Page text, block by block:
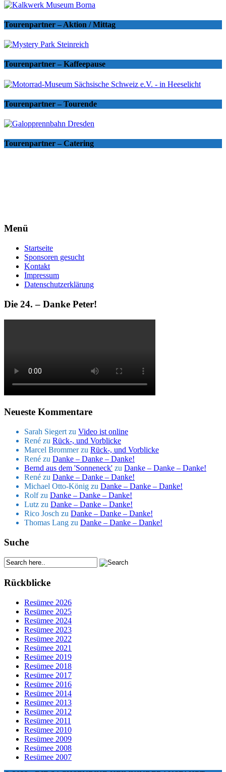
Tourenpartner – Aktion / Mittag
Tourenpartner – Kaffeepause
Tourenpartner – Tourende
Tourenpartner – Catering
Menü
Startseite
Sponsoren gesucht
Kontakt
Impressum
Datenschutzerklärung
Die 24. – Danke Peter!
Neueste Kommentare
Sarah Siegert zu Video ist online
René zu Rück-, und Vorblicke
Marcel Brommerzu Rück-, und Vorblicke
René zu Danke – Danke – Danke!
Bernd aus dem 'Sonneneck' zu Danke – Danke – Danke!
René zu Danke – Danke – Danke!
Michael Otto-König zu Danke – Danke – Danke!
Rolfzu Danke – Danke – Danke!
Lutz zu Danke – Danke – Danke!
Rico Josch zu Danke – Danke – Danke!
Thomas Lang zu Danke – Danke – Danke!
Suche
Rückblicke
Resümee 2026
Resümee 2025
Resümee 2024
Resümee 2023
Resümee 2022
Resümee 2021
Resümee 2019
Resümee 2018
Resümee 2017
Resümee 2016
Resümee 2014
Resümee 2013
Resümee 2012
Resümee 2011
Resümee 2010
Resümee 2009
Resümee 2008
Resümee 2007